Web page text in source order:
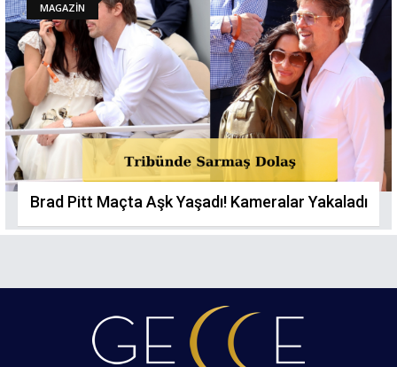
MAGAZİN
Brad Pitt Maçta Aşk Yaşadı! Kameralar Yakaladı